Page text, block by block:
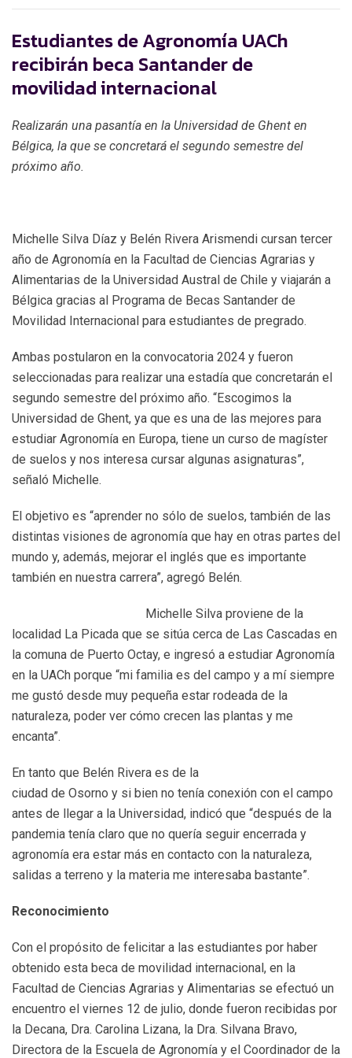
Estudiantes de Agronomía UACh
recibirán beca Santander de
movilidad internacional
Realizarán una pasantía en la Universidad de Ghent en
Bélgica, la que se concretará el segundo semestre del
próximo año.
Michelle Silva Díaz y Belén Rivera Arismendi cursan tercer
año de Agronomía en la Facultad de Ciencias Agrarias y
Alimentarias de la Universidad Austral de Chile y viajarán a
Bélgica gracias al Programa de Becas Santander de
Movilidad Internacional para estudiantes de pregrado.
Ambas postularon en la convocatoria 2024 y fueron
seleccionadas para realizar una estadía que concretarán el
segundo semestre del próximo año. “Escogimos la
Universidad de Ghent, ya que es una de las mejores para
estudiar Agronomía en Europa, tiene un curso de magíster
de suelos y nos interesa cursar algunas asignaturas”,
señaló Michelle.
El objetivo es “aprender no sólo de suelos, también de las
distintas visiones de agronomía que hay en otras partes del
mundo y, además, mejorar el inglés que es importante
también en nuestra carrera”, agregó Belén.
Michelle Silva proviene de la
localidad La Picada que se sitúa cerca de Las Cascadas en
la comuna de Puerto Octay, e ingresó a estudiar Agronomía
en la UACh porque “mi familia es del campo y a mí siempre
me gustó desde muy pequeña estar rodeada de la
naturaleza, poder ver cómo crecen las plantas y me
encanta”.
En tanto que Belén Rivera es de la
ciudad de Osorno y si bien no tenía conexión con el campo
antes de llegar a la Universidad, indicó que “después de la
pandemia tenía claro que no quería seguir encerrada y
agronomía era estar más en contacto con la naturaleza,
salidas a terreno y la materia me interesaba bastante”.
Reconocimiento
Con el propósito de felicitar a las estudiantes por haber
obtenido esta beca de movilidad internacional, en la
Facultad de Ciencias Agrarias y Alimentarias se efectuó un
encuentro el viernes 12 de julio, donde fueron recibidas por
la Decana, Dra. Carolina Lizana, la Dra. Silvana Bravo,
Directora de la Escuela de Agronomía y el Coordinador de la